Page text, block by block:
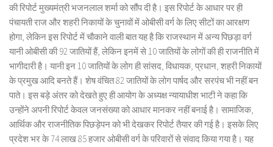
की रिपोर्ट मुख्यमंत्री भजनलाल शर्मा को सौंप दी है। इस रिपोर्ट के आधार पर ही
पंचायती राज और शहरी निकायों के चुनावों में ओबीसी वर्ग के लिए सीटों का आरक्षण
होगा, लेकिन इस रिपोर्ट में चौकाने वाली बात यह है कि राजस्थान में अन्य पिछड़ा वर्ग
यानी ओबीसी की 92 जातियों हैं, लेकिन इनमें से 10 जातियों के लोगों की ही राजनीति में
भागीदारी है। यानी इन 10 जातियों के लोग ही सांसद, विधायक, प्रधान, शहरी निकायों
के प्रमुख आदि बनते हैं। शेष वंचित 82 जातियों के लोग पार्षद और सरपंच भी नहीं बन
पाते। इस बड़े अंतर को देखते हुए ही आयोग के अध्यक्ष न्यायाधीश भाटी ने कहा कि
उन्होंने अपनी रिपोर्ट केवल जनसंख्या को आधार मानकर नहीं बनाई है। सामाजिक,
आर्थिक और राजनीतिक पिछड़ेपन को भी देखकर रिपोर्ट तैयार की गई है। इसके लिए
प्रदेश भर के 74 लाख 85 हजार ओबीसी वर्ग के परिवारों से संवाद किया गया है। यह